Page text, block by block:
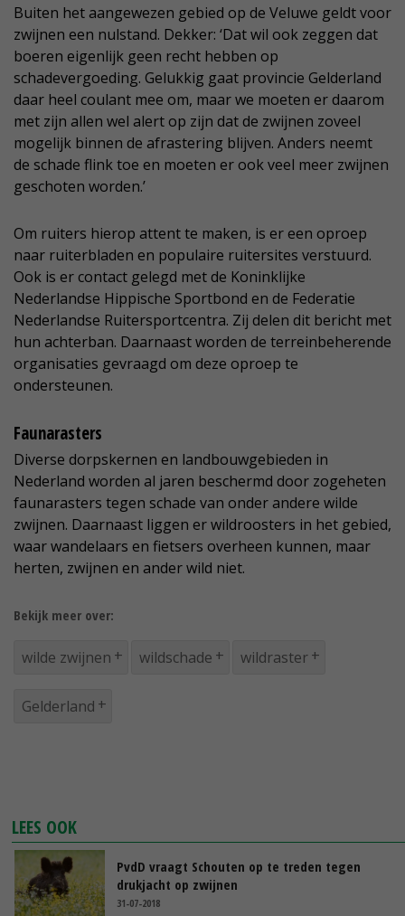
Buiten het aangewezen gebied op de Veluwe geldt voor
zwijnen een nulstand. Dekker: ‘Dat wil ook zeggen dat
boeren eigenlijk geen recht hebben op
schadevergoeding. Gelukkig gaat provincie Gelderland
daar heel coulant mee om, maar we moeten er daarom
met zijn allen wel alert op zijn dat de zwijnen zoveel
mogelijk binnen de afrastering blijven. Anders neemt
de schade flink toe en moeten er ook veel meer zwijnen
geschoten worden.’
Om ruiters hierop attent te maken, is er een oproep
naar ruiterbladen en populaire ruitersites verstuurd.
Ook is er contact gelegd met de Koninklijke
Nederlandse Hippische Sportbond en de Federatie
Nederlandse Ruitersportcentra. Zij delen dit bericht met
hun achterban. Daarnaast worden de terreinbeherende
organisaties gevraagd om deze oproep te
ondersteunen.
Faunarasters
Diverse dorpskernen en landbouwgebieden in
Nederland worden al jaren beschermd door zogeheten
faunarasters tegen schade van onder andere wilde
zwijnen. Daarnaast liggen er wildroosters in het gebied,
waar wandelaars en fietsers overheen kunnen, maar
herten, zwijnen en ander wild niet.
Bekijk meer over:
wilde zwijnen wildschade wildraster
Gelderland
LEES OOK
PvdD vraagt Schouten op te treden tegen
drukjacht op zwijnen
31-07-2018